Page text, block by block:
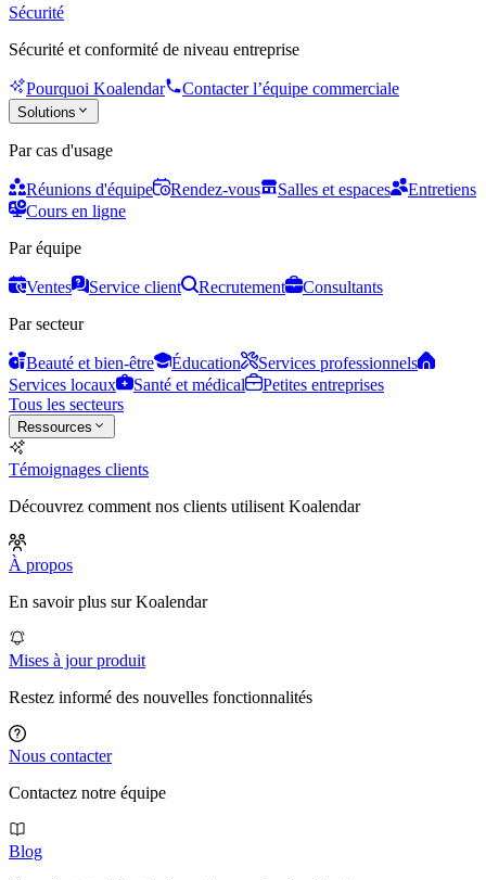
Sécurité
Sécurité et conformité de niveau entreprise
Pourquoi Koalendar Contacter l’équipe commerciale
Solutions
Par cas d'usage
Réunions d'équipe Rendez-vous Salles et espaces
Entretiens
Cours en ligne
Par équipe
Ventes Service client Recrutement
Consultants
Par secteur
Beauté et bien-être Éducation
Services professionnels
Services locaux
Santé et médical
Petites entreprises
Tous les secteurs
Ressources
Témoignages clients
Découvrez comment nos clients utilisent Koalendar
À propos
En savoir plus sur Koalendar
Mises à jour produit
Restez informé des nouvelles fonctionnalités
Nous contacter
Contactez notre équipe
Blog